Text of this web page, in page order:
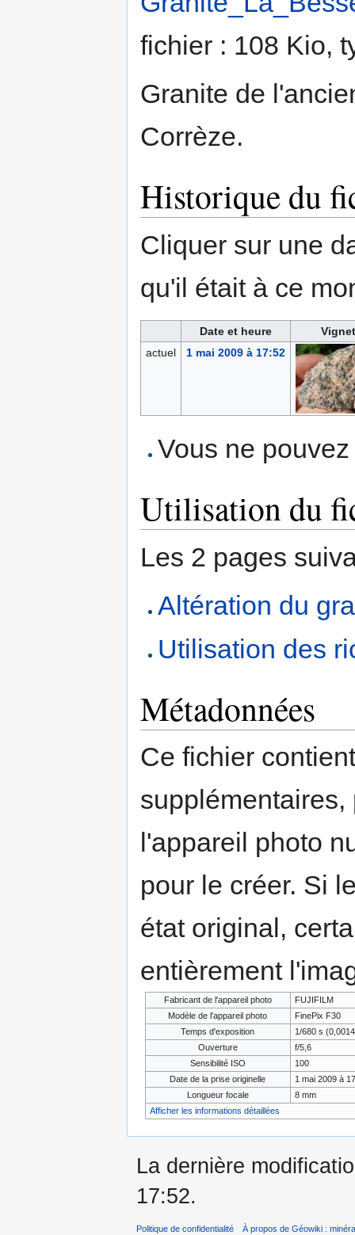
fichier : 108 Kio,
Granite de
Corrèze.
Historique du
Cliquer sur une
qu'il était à ce
Date et heure
actuel
1 mai 2009 à 17:52
Vous ne
Utilisation du
Les 2 pages
Altération du
Utilisation des
Métadonnées
Ce fichier
l'appareil photo
pour le créer. Si
état original,
entièrement
Fabricant de l'appareil photo
FUJIFILM
Modèle de l'appareil photo
FinePix F30
Temps d'exposition
1/680 s
Ouverture
f/5,6
Sensibilité ISO
100
Date de la prise originelle
1 mai 2009 à
Longueur focale
8 mm
Afficher les informations détaillées
La dernière
17:52.
Politique de confidentialité À propos de Géowiki :